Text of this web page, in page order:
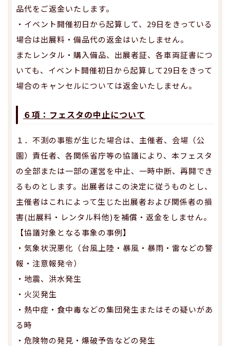
品代をご返金いたします。
・イベント開催初日から起算して、29日をきっている
場合は出展料・備品代の返金はいたしません。
またレンタル・購入備品、出展者証、各車両証書につ
いても、イベント開催初日から起算して29日をきって
場合のキャンセルについては返金いたしません。
６項：フェスタの中止について
１．不測の事態が生じた場合は、主催者、会場（公
園）責任者、各関係省庁等の協議により、本フェスタ
の全部または一部の運営を中止、一時中断、再開でき
るものとします。出展者はこの決定に従うものとし、
主催者はこれによって生じた出展者および関係者の損
害(出展料・レンタル料他)を補償・返金をしません。
【協議対象となる事象の事例】
・気象状況悪化（台風上陸・暴風・暴雨・雷などの警
報・注意報発令）
・地震、洪水発生
・火災発生
・熱中症・食中毒などの集団発生またはその疑いがあ
る時
・危険物の発見・爆破予告などの発生